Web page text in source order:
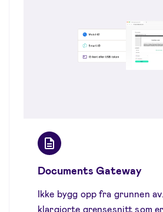
Documents Gateway
Ikke bygg opp fra grunnen
klargjorte grensesnitt som